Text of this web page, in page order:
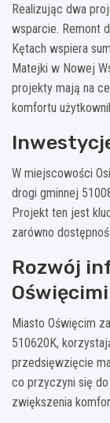
Realizując dwa
wsparcie. Remont
Kętach wspiera
Matejki w Nowej
projekty mają na
komfortu
W miejscowości
drogi gminnej
Projekt ten jest
zarówno
Rozwój
Miasto Oświęcim
510620K,
przedsięwzięcie
co przyczyni się
zwiększenia